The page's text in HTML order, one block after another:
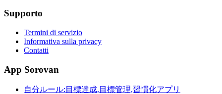
Supporto
Termini di servizio
Informativa sulla privacy
Contatti
App Sorovan
自分ルール:目標達成,目標管理,習慣化アプリ